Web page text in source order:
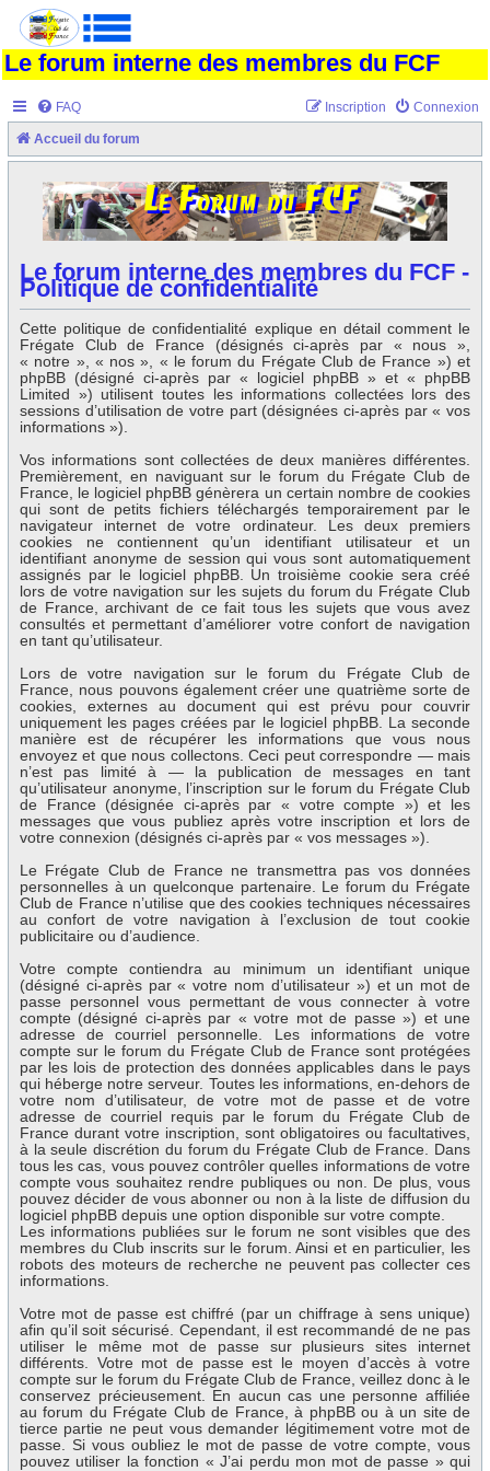
Le forum interne des membres du FCF
FAQ Connexion
Inscription
Accueil du forum
Le forum interne des membres du FCF -
Politique de confidentialité
Cette politique de confidentialité explique en détail comment le
Frégate Club de France (désignés ci-après par « nous »,
« notre », « nos », « le forum du Frégate Club de France ») et
phpBB (désigné ci-après par « logiciel phpBB » et « phpBB
Limited ») utilisent toutes les informations collectées lors des
sessions d’utilisation de votre part (désignées ci-après par « vos
informations »).
Vos informations sont collectées de deux manières différentes.
Premièrement, en naviguant sur le forum du Frégate Club de
France, le logiciel phpBB génèrera un certain nombre de cookies
qui sont de petits fichiers téléchargés temporairement par le
navigateur internet de votre ordinateur. Les deux premiers
cookies ne contiennent qu’un identifiant utilisateur et un
identifiant anonyme de session qui vous sont automatiquement
assignés par le logiciel phpBB. Un troisième cookie sera créé
lors de votre navigation sur les sujets du forum du Frégate Club
de France, archivant de ce fait tous les sujets que vous avez
consultés et permettant d’améliorer votre confort de navigation
en tant qu’utilisateur.
Lors de votre navigation sur le forum du Frégate Club de
France, nous pouvons également créer une quatrième sorte de
cookies, externes au document qui est prévu pour couvrir
uniquement les pages créées par le logiciel phpBB. La seconde
manière est de récupérer les informations que vous nous
envoyez et que nous collectons. Ceci peut correspondre — mais
n’est pas limité à — la publication de messages en tant
qu’utilisateur anonyme, l’inscription sur le forum du Frégate Club
de France (désignée ci-après par « votre compte ») et les
messages que vous publiez après votre inscription et lors de
votre connexion (désignés ci-après par « vos messages »).
Le Frégate Club de France ne transmettra pas vos données
personnelles à un quelconque partenaire. Le forum du Frégate
Club de France n’utilise que des cookies techniques nécessaires
au confort de votre navigation à l’exclusion de tout cookie
publicitaire ou d’audience.
Votre compte contiendra au minimum un identifiant unique
(désigné ci-après par « votre nom d’utilisateur ») et un mot de
passe personnel vous permettant de vous connecter à votre
compte (désigné ci-après par « votre mot de passe ») et une
adresse de courriel personnelle. Les informations de votre
compte sur le forum du Frégate Club de France sont protégées
par les lois de protection des données applicables dans le pays
qui héberge notre serveur. Toutes les informations, en-dehors de
votre nom d’utilisateur, de votre mot de passe et de votre
adresse de courriel requis par le forum du Frégate Club de
France durant votre inscription, sont obligatoires ou facultatives,
à la seule discrétion du forum du Frégate Club de France. Dans
tous les cas, vous pouvez contrôler quelles informations de votre
compte vous souhaitez rendre publiques ou non. De plus, vous
pouvez décider de vous abonner ou non à la liste de diffusion du
logiciel phpBB depuis une option disponible sur votre compte.
Les informations publiées sur le forum ne sont visibles que des
membres du Club inscrits sur le forum. Ainsi et en particulier, les
robots des moteurs de recherche ne peuvent pas collecter ces
informations.
Votre mot de passe est chiffré (par un chiffrage à sens unique)
afin qu’il soit sécurisé. Cependant, il est recommandé de ne pas
utiliser le même mot de passe sur plusieurs sites internet
différents. Votre mot de passe est le moyen d’accès à votre
compte sur le forum du Frégate Club de France, veillez donc à le
conservez précieusement. En aucun cas une personne affiliée
au forum du Frégate Club de France, à phpBB ou à un site de
tierce partie ne peut vous demander légitimement votre mot de
passe. Si vous oubliez le mot de passe de votre compte, vous
pouvez utiliser la fonction « J’ai perdu mon mot de passe » qui